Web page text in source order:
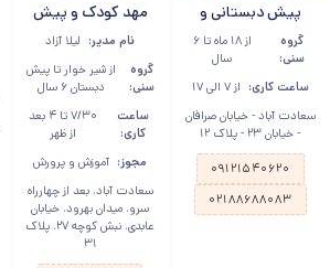
پیش دبستانی و
مهدکودک شکوفه
های آسمانی در
سعادت آباد
گروه
سنی:
از ۱۸ ماه تا ۶
سال
ساعت کاری: از ۷ الی ۱۷
سعادت آباد - خیابان صرافان
- خیابان ۲۳ - پلاک ۱۲
۰۹۱۲۱۵۴۰۶۲۰
۰۲۱۸۸۶۸۸۰۸۳
مهد کودک و پیش
دبستان سرزمین
رولان در سعادت آباد
نام مدیر: لیلا آزاد
گروه
سنی:
از شیر خوار تا پیش
دبستان ۶ سال
ساعت
کاری:
۷/۳۰ تا ۴ بعد
از ظهر
مجوز: آموزش و پرورش
سعادت آباد، بعد از چهارراه
سرو، میدان بهرود، خیابان
عابدی، نبش کوچه ۲۷، پلاک
۳۱